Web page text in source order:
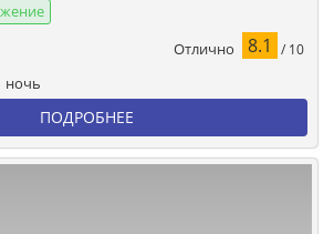
Отлично 8.1 / 10
ночь
ПОДРОБНЕЕ